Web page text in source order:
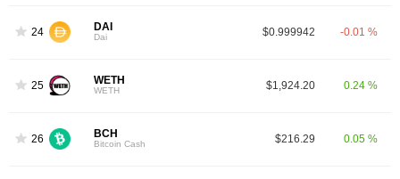
24 DAI
Dai $0.999942 -0.01 %
25 WETH
WETH $1,924.20 0.24 %
26 BCH
Bitcoin Cash $216.29 0.05 %